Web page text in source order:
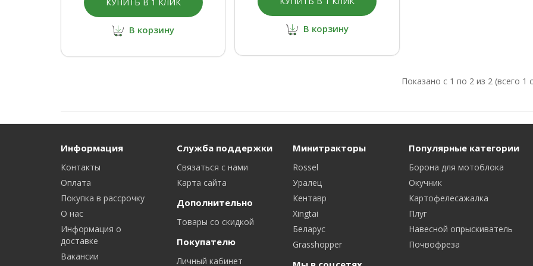
КУПИТЬ В 1 КЛИК
В корзину В корзину
Показано с 1 по 2 из 2 (всего 1
Информация
Контакты
Оплата
Покупка в рассрочку
О нас
Информация о
доставке
Вакансии
Служба поддержки
Связаться с нами
Карта сайта
Дополнительно
Товары со скидкой
Покупателю
Личный кабинет
Минитракторы
Rossel
Уралец
Кентавр
Xingtai
Беларус
Grasshopper
Популярные категории
Борона для мотоблока
Окучник
Картофелесажалка
Плуг
Навесной опрыскиватель
Почвофреза